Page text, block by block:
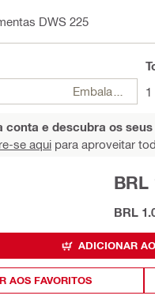
DWS 225
1
conta e descubra os
se aqui para aproveitar
BRL
BRL
ADICIONAR
AOS FAVORITOS